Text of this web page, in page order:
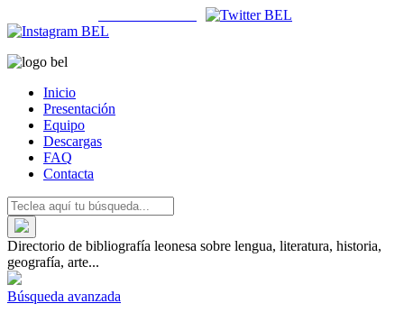
Inicio
Presentación
Equipo
Descargas
FAQ
Contacta
Directorio de bibliografía leonesa sobre lengua, literatura, historia,
geografía, arte...
Búsqueda avanzada